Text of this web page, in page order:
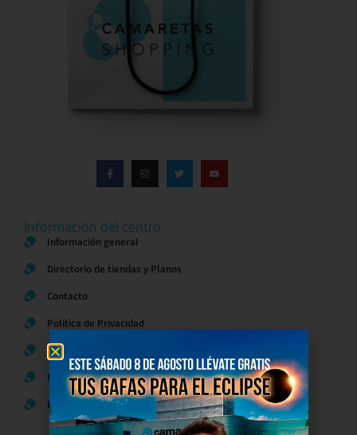
Información del centro
Información general
Directorio de tiendas y Planos
Contacto
Política de Privacidad
Aviso Legal
Política de Cookies
Bases legales Concursos y Promociones